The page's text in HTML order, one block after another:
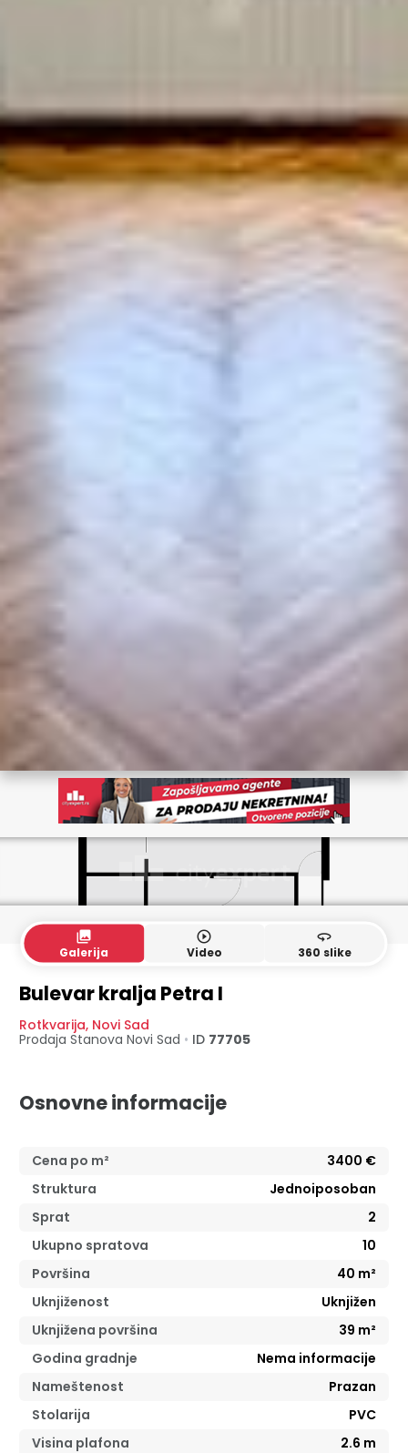
collections
Galerija
play_circle_outline
Video
360
360 slike
Bulevar kralja Petra I
Rotkvarija, Novi Sad
Prodaja Stanova Novi Sad • ID 77705
Osnovne informacije
Cena po m² 3400 €
Struktura
Jednoiposoban
Sprat
2
Ukupno spratova
10
Površina
40 m²
Uknjiženost
Uknjižen
Uknjižena površina
39 m²
Godina gradnje
Nema informacije
Nameštenost
Prazan
Stolarija
PVC
Visina plafona
2.6 m